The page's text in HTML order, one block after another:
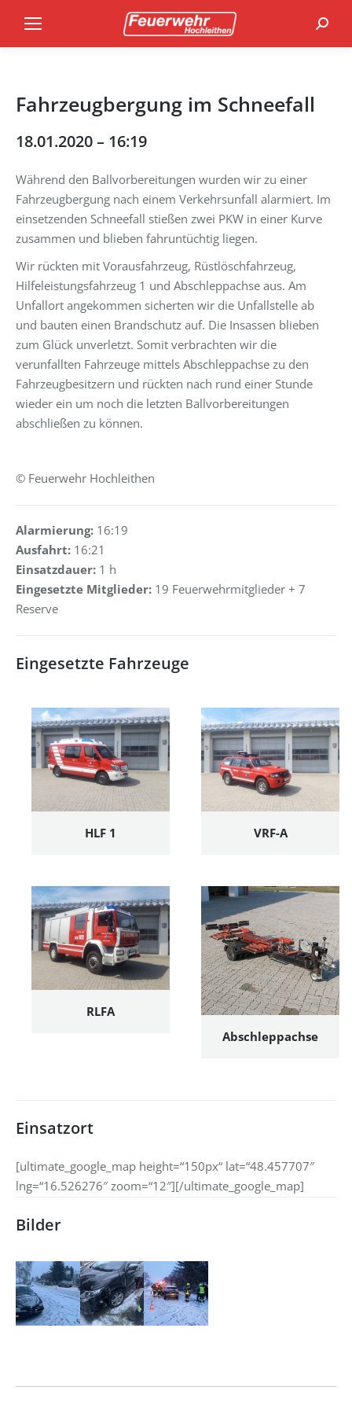
Fahrzeugbergung im Schneefall
18.01.2020 – 16:19
Während den Ballvorbereitungen wurden wir zu einer
Fahrzeugbergung nach einem Verkehrsunfall alarmiert. Im
einsetzenden Schneefall stießen zwei PKW in einer Kurve
zusammen und blieben fahruntüchtig liegen.
Wir rückten mit Vorausfahrzeug, Rüstlöschfahrzeug,
Hilfeleistungsfahrzeug 1 und Abschleppachse aus. Am
Unfallort angekommen sicherten wir die Unfallstelle ab
und bauten einen Brandschutz auf. Die Insassen blieben
zum Glück unverletzt. Somit verbrachten wir die
verunfallten Fahrzeuge mittels Abschleppachse zu den
Fahrzeugbesitzern und rückten nach rund einer Stunde
wieder ein um noch die letzten Ballvorbereitungen
abschließen zu können.
© Feuerwehr Hochleithen
Alarmierung: 16:19
Ausfahrt: 16:21
Einsatzdauer: 1 h
Eingesetzte Mitglieder: 19 Feuerwehrmitglieder + 7
Reserve
Eingesetzte Fahrzeuge
HLF 1 VRF-A
RLFA
Abschleppachse
Einsatzort
[ultimate_google_map height=“150px“ lat=“48.457707″
lng=“16.526276″ zoom=“12″][/ultimate_google_map]
Bilder